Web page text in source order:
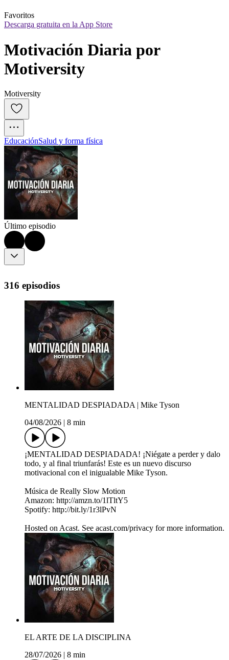
Favoritos
Descarga gratuita en la App Store
Motivación Diaria por
Motiversity
Motiversity
EducaciónSalud y forma física
Último episodio
316 episodios
MENTALIDAD DESPIADADA | Mike Tyson
04/08/2026
8 min
¡MENTALIDAD DESPIADADA! ¡Niégate a perder y dalo
todo, y al final triunfarás! Este es un nuevo discurso
motivacional con el inigualable Mike Tyson.
Música de Really Slow Motion
Amazon: http://amzn.to/1lTltY5
Spotify: http://bit.ly/1r3lPvN
Hosted on Acast. See acast.com/privacy for more information.
EL ARTE DE LA DISCIPLINA
28/07/2026
8 min